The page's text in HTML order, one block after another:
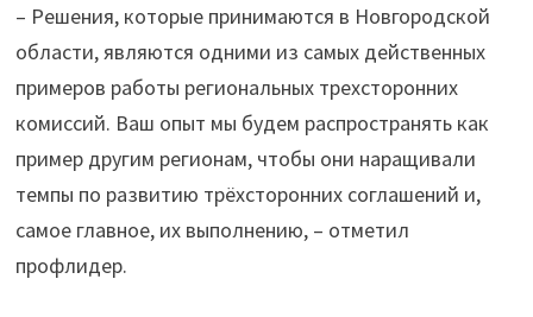
– Решения, которые принимаются в Новгородской
области, являются одними из самых действенных
примеров работы региональных трехсторонних
комиссий. Ваш опыт мы будем распространять как
пример другим регионам, чтобы они наращивали
темпы по развитию трёхсторонних соглашений и,
самое главное, их выполнению, – отметил
профлидер.